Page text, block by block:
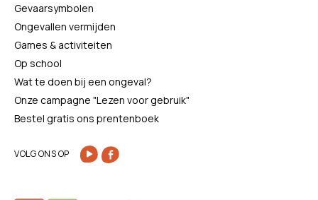
Gevaarsymbolen
Ongevallen vermijden
Games & activiteiten
Op school
Wat te doen bij een ongeval?
Onze campagne "Lezen voor gebruik"
Bestel gratis ons prentenboek
VOLG ONS OP